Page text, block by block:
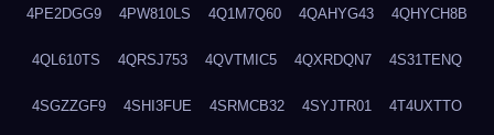
4PE2DGG9 4PW810LS 4Q1M7Q60 4QAHYG43 4QHYCH8B
4QL610TS 4QRSJ753 4QVTMIC5 4QXRDQN7 4S31TENQ
4SGZZGF9 4SHI3FUE 4SRMCB32 4SYJTR01 4T4UXTTO